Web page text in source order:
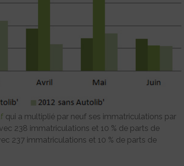
qui a multiplié par neuf ses immatriculations par
238 immatriculations et 10 % de parts de
237 immatriculations et 10 % de parts de